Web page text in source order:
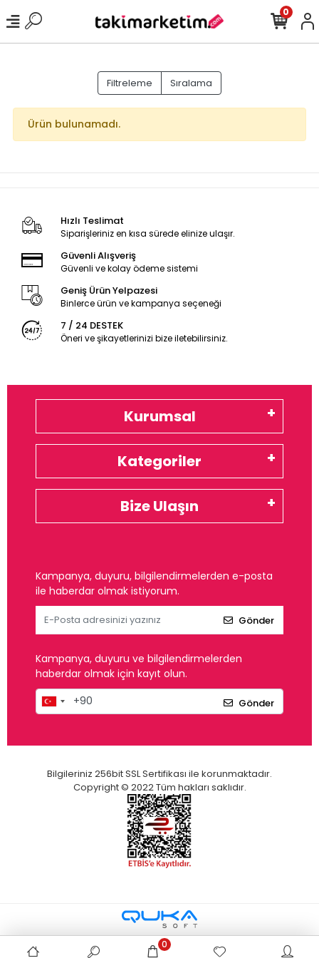
0
Filtreleme Sıralama
Ürün bulunamadı.
Hızlı Teslimat
Siparişleriniz en kısa sürede elinize ulaşır.
Güvenli Alışveriş
Güvenli ve kolay ödeme sistemi
Geniş Ürün Yelpazesi
Binlerce ürün ve kampanya seçeneği
7 / 24 DESTEK
Öneri ve şikayetlerinizi bize iletebilirsiniz.
Kurumsal
Kategoriler
Bize Ulaşın
Kampanya, duyuru, bilgilendirmelerden e-posta
ile haberdar olmak istiyorum.
Gönder
Kampanya, duyuru ve bilgilendirmelerden
haberdar olmak için kayıt olun.
Gönder
Bilgileriniz 256bit SSL Sertifikası ile korunmaktadır.
Copyright © 2022 Tüm hakları saklıdır.
0